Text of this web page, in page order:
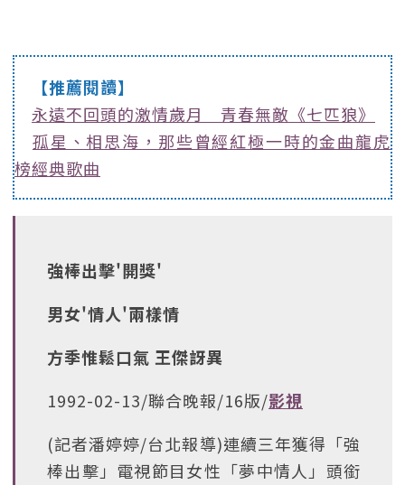
【推薦閱讀】
永遠不回頭的激情歲月 青春無敵《七匹狼》
孤星、相思海，那些曾經紅極一時的金曲龍虎
榜經典歌曲
強棒出擊'開獎'
男女'情人'兩樣情
方季惟鬆口氣 王傑訝異
1992-02-13/聯合晚報/16版/影視
(記者潘婷婷/台北報導)連續三年獲得「強
棒出擊」電視節目女性「夢中情人」頭銜